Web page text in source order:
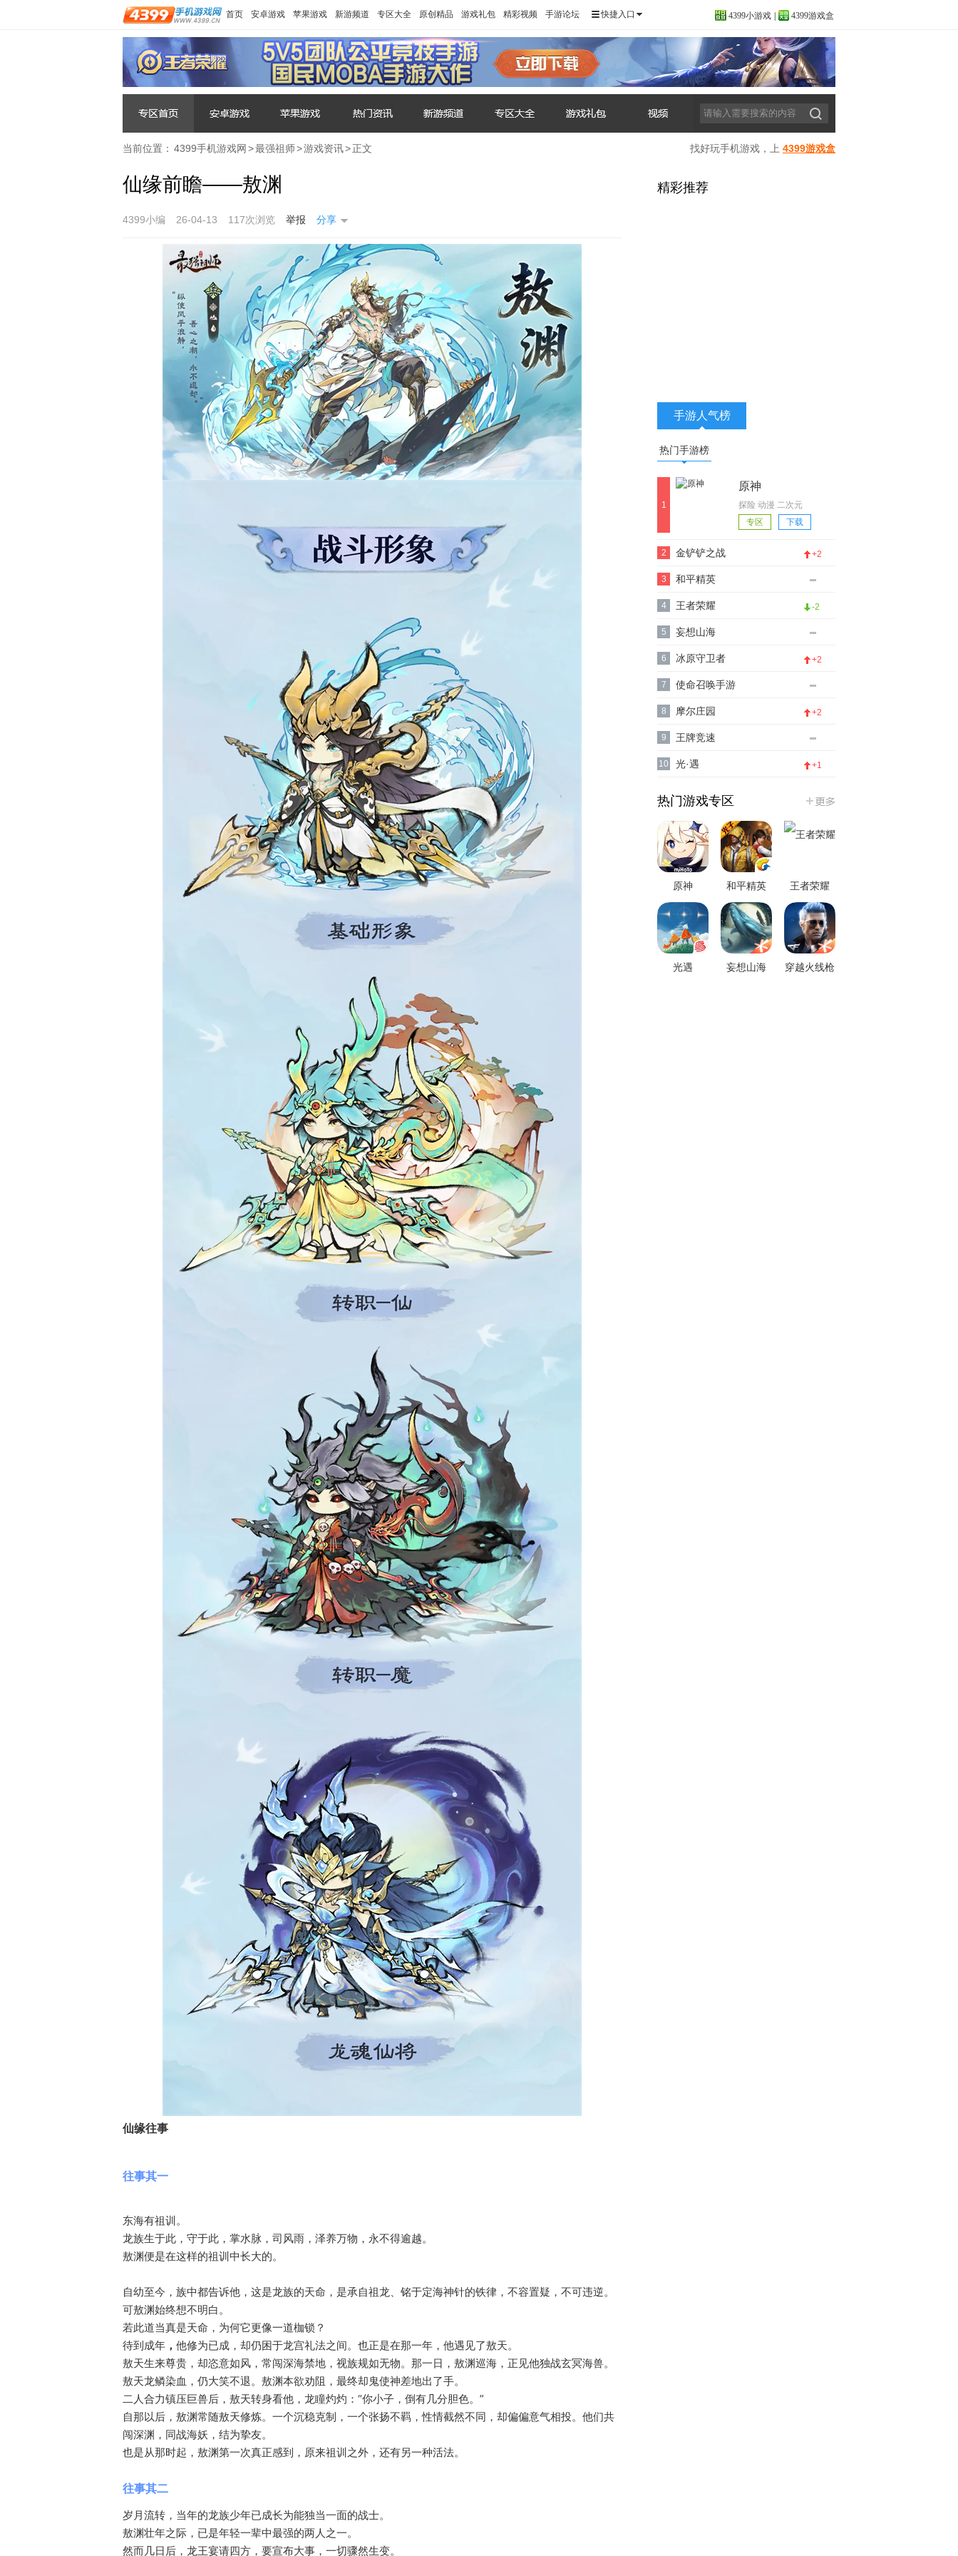
首页 安卓游戏 苹果游戏 新游频道 专区大全 原创精品 游戏礼包 精彩视频 手游论坛 快捷入口 4399小游戏 4399游戏盒
当前位置： 4399手机游戏网 >最强祖师>游戏资讯>正文 找好玩手机游戏，上 4399游戏盒
仙缘前瞻——敖渊
4399小编 26-04-13 117次浏览 举报 分享
仙缘往事
往事其一
东海有祖训。
龙族生于此，守于此，掌水脉，司风雨，泽养万物，永不得逾越。
敖渊便是在这样的祖训中长大的。
自幼至今，族中都告诉他，这是龙族的天命，是承自祖龙、铭于定海神针的铁律，不容置疑，不可违逆。
可敖渊始终想不明白。
若此道当真是天命，为何它更像一道枷锁？
待到成年 ， 他修为已成，却仍困于龙宫礼法之间。也正是在那一年，他遇见了敖天。
敖天生来尊贵，却恣意如风，常闯深海禁地，视族规如无物。那一日，敖渊巡海，正见他独战玄冥海兽。
敖天龙鳞染血，仍大笑不退。敖渊本欲劝阻，最终却鬼使神差地出了手。
二人合力镇压巨兽后，敖天转身看他，龙瞳灼灼：“你小子，倒有几分胆色。”
自那以后，敖渊常随敖天修炼。一个沉稳克制，一个张扬不羁，性情截然不同，却偏偏意气相投。他们共
闯深渊，同战海妖，结为挚友。
也是从那时起，敖渊第一次真正感到，原来祖训之外，还有另一种活法。
往事其二
岁月流转，当年的龙族少年已成长为能独当一面的战士。
敖渊壮年之际，已是年轻一辈中最强的两人之一。
然而几日后，龙王宴请四方，要宣布大事，一切骤然生变。
精彩推荐
手游人气榜
热门手游榜
1
原神
探险 动漫 二次元
专区
下载
2 金铲铲之战 +2
3 和平精英
4 王者荣耀 -2
5 妄想山海
6 冰原守卫者 +2
7 使命召唤手游
8 摩尔庄园 +2
9 王牌竞速
10 光·遇 +1
热门游戏专区
原神 和平精英 王者荣耀
光遇 妄想山海 穿越火线枪